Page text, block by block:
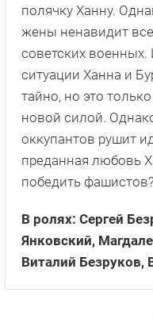
полячку Ханну.
жены ненавидит
советских
ситуации Ханна и
тайно, но это
новой силой.
оккупантов рушит
преданная любовь
победить
В ролях: Сергей
Янковский,
Виталий Безруков,